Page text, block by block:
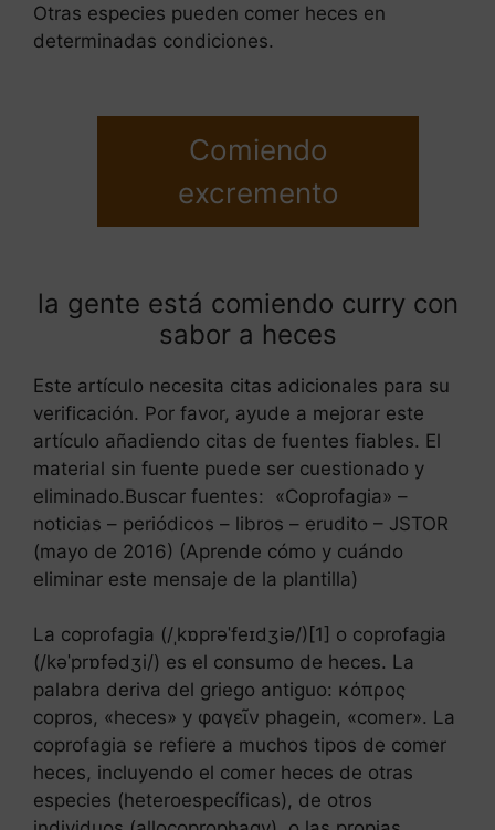
Otras especies pueden comer heces en
determinadas condiciones.
Comiendo
excremento
la gente está comiendo curry con
sabor a heces
Este artículo necesita citas adicionales para su
verificación. Por favor, ayude a mejorar este
artículo añadiendo citas de fuentes fiables. El
material sin fuente puede ser cuestionado y
eliminado.Buscar fuentes: «Coprofagia» –
noticias – periódicos – libros – erudito – JSTOR
(mayo de 2016) (Aprende cómo y cuándo
eliminar este mensaje de la plantilla)
La coprofagia (/ˌkɒprəˈfeɪdʒiə/)[1] o coprofagia
(/kəˈprɒfədʒi/) es el consumo de heces. La
palabra deriva del griego antiguo: κόπρος
copros, «heces» y φαγεῖν phagein, «comer». La
coprofagia se refiere a muchos tipos de comer
heces, incluyendo el comer heces de otras
especies (heteroespecíficas), de otros